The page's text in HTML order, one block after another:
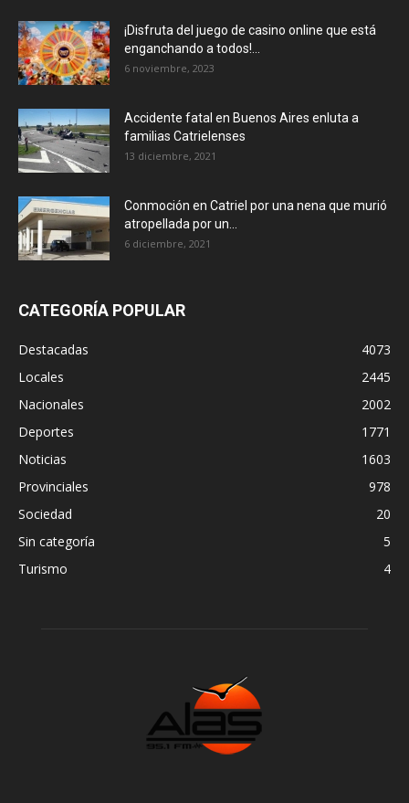
¡Disfruta del juego de casino online que está
enganchando a todos!...
6 noviembre, 2023
Accidente fatal en Buenos Aires enluta a
familias Catrielenses
13 diciembre, 2021
Conmoción en Catriel por una nena que murió
atropellada por un...
6 diciembre, 2021
CATEGORÍA POPULAR
Destacadas
4073
Locales
2445
Nacionales
2002
Deportes
1771
Noticias
1603
Provinciales
978
Sociedad
20
Sin categoría
5
Turismo
4